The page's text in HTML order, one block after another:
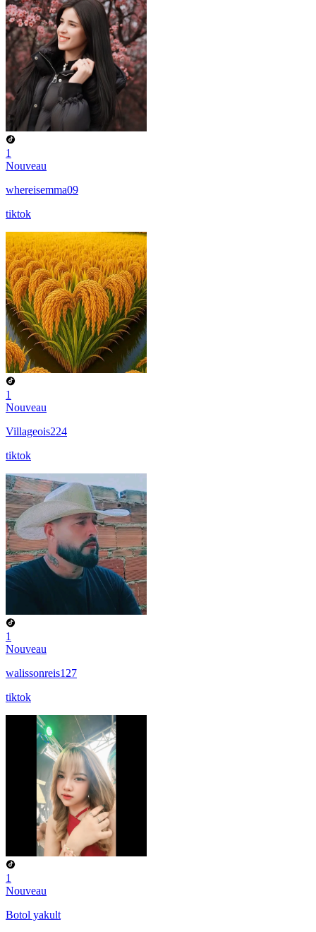
1
Nouveau
whereisemma09
tiktok
1
Nouveau
Villageois224
tiktok
1
Nouveau
walissonreis127
tiktok
1
Nouveau
Botol yakult